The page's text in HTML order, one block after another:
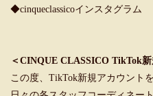
◆cinqueclassicoインスタグラム
＜CINQUE CLASSICO TikTok
この度、TikTok新規アカウント